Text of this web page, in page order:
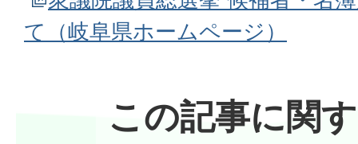
て（岐阜県ホームページ）
この記事に関